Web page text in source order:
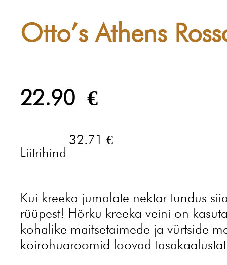
Otto’s Athens
22.90 €
Liitrihind
32.71 €
Kui kreeka jumalate nektar tundus
rüüpest! Hõrku kreeka veini on
kohalike maitsetaimede ja vürtside
koirohuaroomid loovad